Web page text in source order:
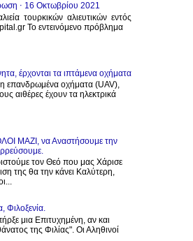
⋅ 16 Οκτωβρίου 2021
τουρκικών αλιευτικών εντός
Το εντεινόμενο πρόβλημα
έρχονται τα ιπτάμενα οχήματα
επανδρωμένα οχήματα (UAV),
αιθέρες έχουν τα ηλεκτρικά
ΜΑΖΙ, να Αναστήσουμε την
τον Θεό που μας Χάρισε
της θα την κάνει Καλύτερη,
Φιλοξενία.
μια Επιτυχημένη, αν και
της Φιλίας". Οι Αληθινοί